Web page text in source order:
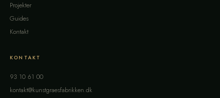
Projekter
Guides
Kontakt
KONTAKT
93 10 61 00
kontakt@kunstgraesfabrikken.dk